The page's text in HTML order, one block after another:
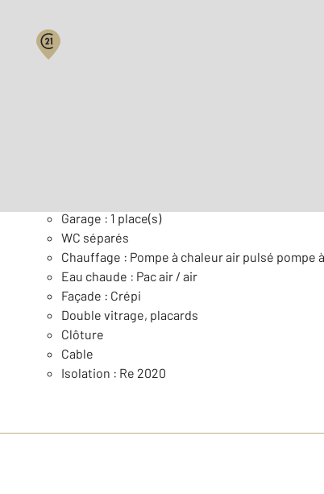
Garage : 1 place(s)
WC séparés
Chauffage : Pompe à chaleur air pulsé pompe
Eau chaude : Pac air / air
Façade : Crépi
Double vitrage, placards
Clôture
Cable
Isolation : Re 2020